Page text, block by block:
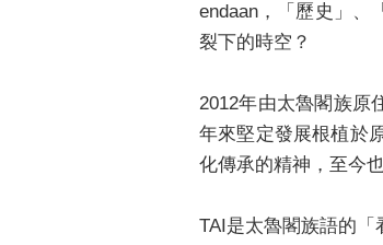
endaan，「歷史」、
裂下的時空？
2012年由太魯閣族原
年來堅定發展根植於
化傳承的精神，至今
TAI是太魯閣族語的